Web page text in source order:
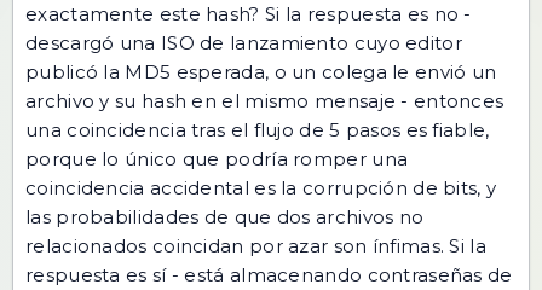
exactamente este hash? Si la respuesta es no -
descargó una ISO de lanzamiento cuyo editor
publicó la MD5 esperada, o un colega le envió un
archivo y su hash en el mismo mensaje - entonces
una coincidencia tras el flujo de 5 pasos es fiable,
porque lo único que podría romper una
coincidencia accidental es la corrupción de bits, y
las probabilidades de que dos archivos no
relacionados coincidan por azar son ínfimas. Si la
respuesta es sí - está almacenando contraseñas de